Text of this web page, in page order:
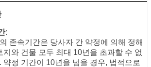
:
존속기간은 당사자 간 약정에 의해 정해
지와 건물 모두 최대 10년을 초과할 수 없
약정 기간이 10년을 넘을 경우, 법적으로